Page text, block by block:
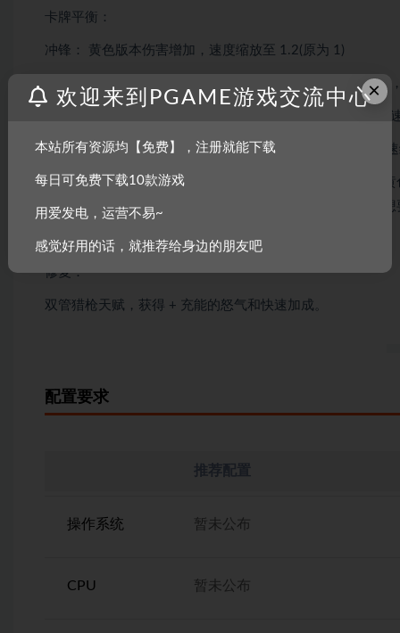
卡牌平衡：
冲锋： 黄色版本伤害增加，速度缩放至 1.2(原为 1)
HitandRun： 蓝色版本伤害增加，速度缩放至 0.6(原为
枪击： 升级现在为罕见(原为普通)。蓝色版本现在根据敌
燃烧射击： 基础版本添加了应用 X 燃烧充能，蓝色版本快
假动作： 更改为弃牌，弃牌数量任意，获得格挡和护盾。
护盾(通过这个版本，我们为那些不想总是第一个行动，或
扳手： 添加了驱散束缚。
修复：
双管猎枪天赋，获得 + 充能的怒气和快速加成。
配置要求
操作系统
CPU
推荐配置
暂未公布
暂未公布
×
欢迎来到PGAME游戏交流中心
本站所有资源均【免费】，注册就能下载
每日可免费下载10款游戏
用爱发电，运营不易~
感觉好用的话，就推荐给身边的朋友吧